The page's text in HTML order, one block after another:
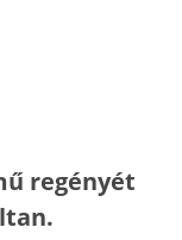
regényét